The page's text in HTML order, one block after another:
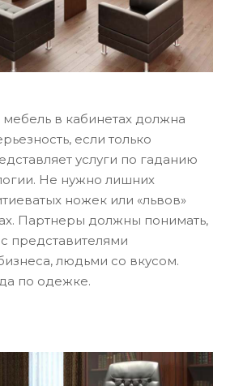
мебель в кабинетах должна
если только
услуги по гаданию
Не нужно лишних
ножек или «львов»
Партнеры должны понимать,
представителями
людьми со вкусом.
по одежке.